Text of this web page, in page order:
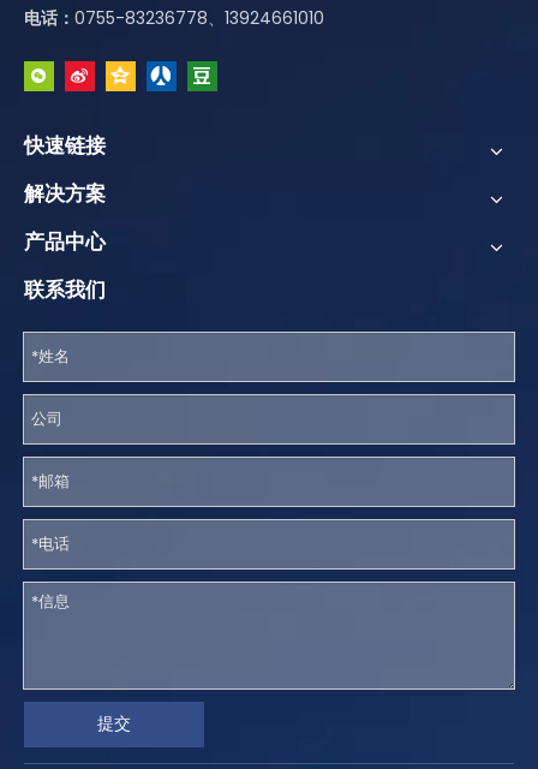
电话： 0755-83236778、13924661010
快速链接
解决方案
产品中心
联系我们
提交